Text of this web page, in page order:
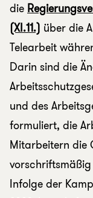
die
(XI.11.) über die
Telearbeit
Darin sind die
und des
formuliert, die
Mitarbeitern die
Infolge der